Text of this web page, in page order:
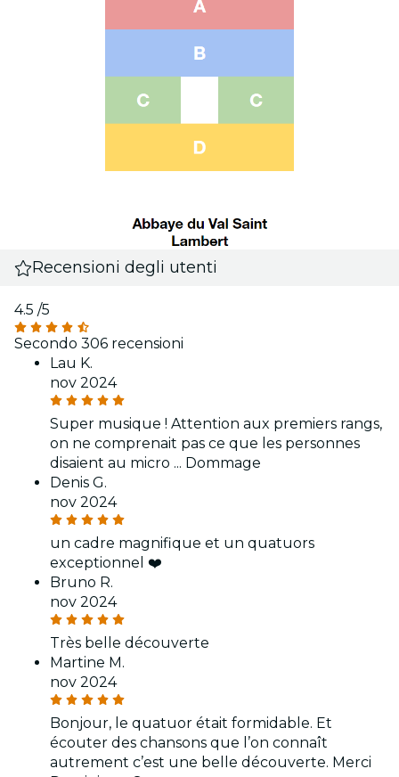
Recensioni degli utenti
4.5 /5
Secondo 306 recensioni
Lau K.
nov 2024
Super musique ! Attention aux premiers rangs,
on ne comprenait pas ce que les personnes
disaient au micro ... Dommage
Denis G.
nov 2024
un cadre magnifique et un quatuors
exceptionnel ❤️
Bruno R.
nov 2024
Très belle découverte
Martine M.
nov 2024
Bonjour, le quatuor était formidable. Et
écouter des chansons que l’on connaît
autrement c’est une belle découverte. Merci